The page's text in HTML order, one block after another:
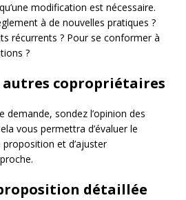
modification est nécessaire.
à de nouvelles pratiques ?
récurrents ? Pour se conformer à
?
autres copropriétaires
sondez l’opinion des
vous permettra d’évaluer le
et d’ajuster
détaillée